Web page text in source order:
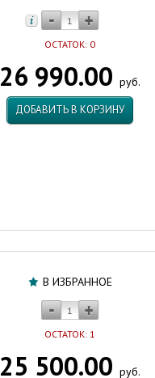
ОСТАТОК: 0
26 990.00 руб.
ДОБАВИТЬ В КОРЗИНУ
В ИЗБРАННОЕ
ОСТАТОК: 1
25 500.00 руб.